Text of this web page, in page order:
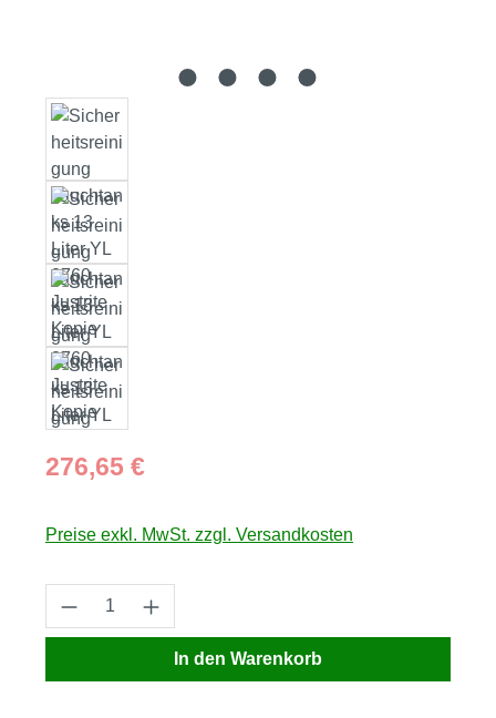
Regulärer Preis:
276,65 €
Preise exkl. MwSt. zzgl. Versandkosten
Produkt Anzahl: Gib den gewünschten
In den Warenkorb